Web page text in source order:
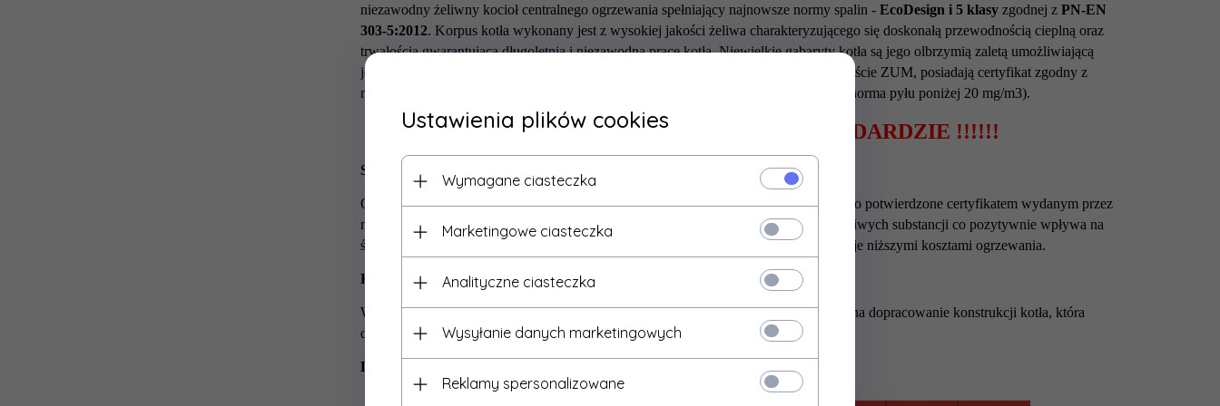
Ustawienia plików cookies
Wymagane ciasteczka
Marketingowe ciasteczka
Analityczne ciasteczka
Wysyłanie danych marketingowych
Reklamy spersonalizowane
niezawodny żeliwny kocioł centralnego ogrzewania spełniający najnowsze normy spalin - EcoDesign i 5 klasy zgodnej z PN-EN
303-5:2012. Korpus kotła wykonany jest z wysokiej jakości żeliwa charakteryzującego się doskonałą przewodnością cieplną oraz
trwałością gwarantującą długoletnią i niezawodną pracę kotła. Niewielkie gabaryty kotła są jego olbrzymią zaletą umożliwiającą
jego montaż w każdej nawet najmniejszej kotłowni.
Kotły Camino 4 znajdują się na liście ZUM, posiadają certyfikat zgodny z
normą EN 303-5+A1:2025 oraz kwalifikują się do podwyższonego dofinansowania (norma pyłu poniżej 20 mg/m3).
KOCIOŁ O PODWYŻSZONYM STANDARDZIE !!!!!!
Sprawność:
Olbrzymią zaletą kotła Camino 4 jest jego wysoka sprawność sięgająca93%co zostało potwierdzone certyfikatem wydanym przez
niezależne laboratorium. Wyższa sprawność kotła pozwala na niewielką emisję szkodliwych substancji co pozytywnie wpływa na
środowisko, natomiast dla użytkownika oznacza to mniejsze zużycie pelletu co skutkuje niższymi kosztami ogrzewania.
Klasa Energetyczna:
Wielomiesięczne prace przeprowadzone przez dział badawczo-rozwojowy pozwoliły na dopracowanie konstrukcji kotła, która
doprowadziła do osiągnięcia wysokiej klasy energetycznej
Dane Techniczne: